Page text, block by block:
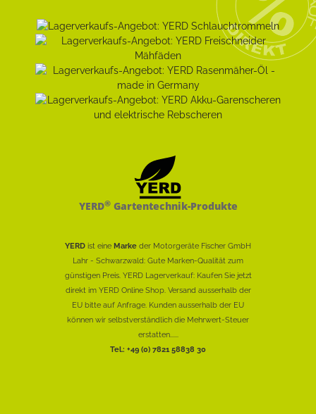
YERD®Gartentechnik-Produkte
YERD ist eine Marke der Motorgeräte Fischer GmbH
Lahr - Schwarzwald: Gute Marken-Qualität zum
günstigen Preis. YERD Lagerverkauf: Kaufen Sie jetzt
direkt im YERD Online Shop. Versand ausserhalb der
EU bitte auf Anfrage. Kunden ausserhalb der EU
können wir selbstverständlich die Mehrwert-Steuer
erstatten......
Tel.: +49 (0) 7821 58838 30